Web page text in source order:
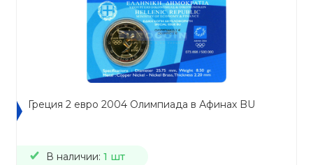
Греция 2 евро 2004 Олимпиада в Афинах BU
В наличии: 1 шт